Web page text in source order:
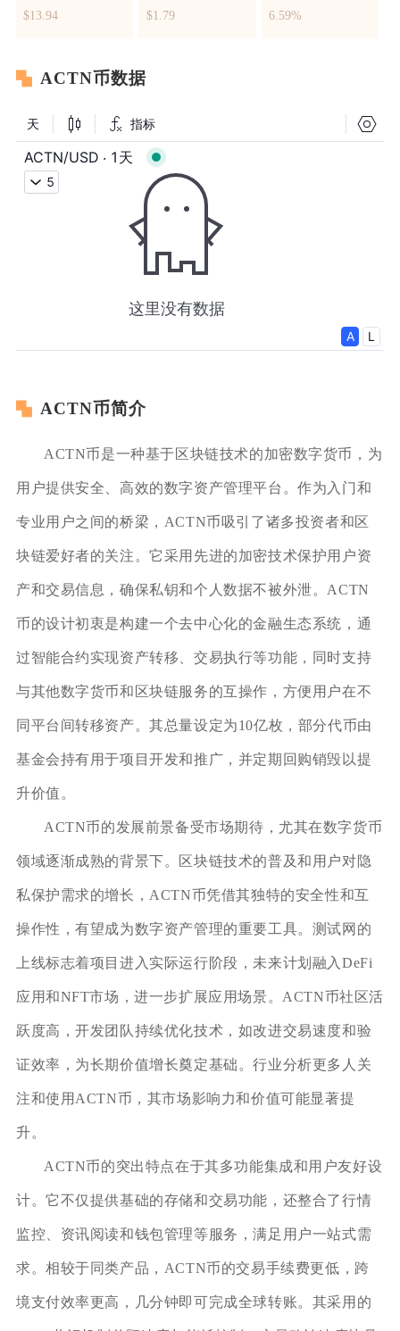
$13.94
$1.79
6.59%
ACTN币数据
ACTN币简介
ACTN币是一种基于区块链技术的加密数字货币，为
用户提供安全、高效的数字资产管理平台。作为入门和
专业用户之间的桥梁，ACTN币吸引了诸多投资者和区
块链爱好者的关注。它采用先进的加密技术保护用户资
产和交易信息，确保私钥和个人数据不被外泄。ACTN
币的设计初衷是构建一个去中心化的金融生态系统，通
过智能合约实现资产转移、交易执行等功能，同时支持
与其他数字货币和区块链服务的互操作，方便用户在不
同平台间转移资产。其总量设定为10亿枚，部分代币由
基金会持有用于项目开发和推广，并定期回购销毁以提
升价值。
ACTN币的发展前景备受市场期待，尤其在数字货币
领域逐渐成熟的背景下。区块链技术的普及和用户对隐
私保护需求的增长，ACTN币凭借其独特的安全性和互
操作性，有望成为数字资产管理的重要工具。测试网的
上线标志着项目进入实际运行阶段，未来计划融入DeFi
应用和NFT市场，进一步扩展应用场景。ACTN币社区活
跃度高，开发团队持续优化技术，如改进交易速度和验
证效率，为长期价值增长奠定基础。行业分析更多人关
注和使用ACTN币，其市场影响力和价值可能显著提
升。
ACTN币的突出特点在于其多功能集成和用户友好设
计。它不仅提供基础的存储和交易功能，还整合了行情
监控、资讯阅读和钱包管理等服务，满足用户一站式需
求。相较于同类产品，ACTN币的交易手续费更低，跨
境支付效率更高，几分钟即可完成全球转账。其采用的